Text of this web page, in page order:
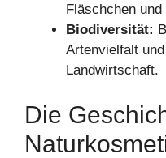
Fläschchen
Biodiversität:
Artenvielfalt
Landwirtschaft.
Die